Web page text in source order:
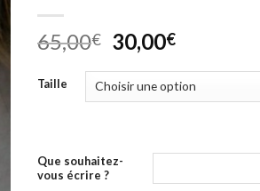
65,00€ Le
prix
initial
était :
30,00€Le
actuel
est :
Taille
Que souhaitez-
vous écrire ?